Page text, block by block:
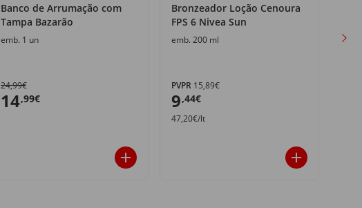
Banco de Arrumação com
Tampa Bazarão
emb. 1 un
24,99€
14,99€
Bronzeador Loção Cenoura
FPS 6 Nivea Sun
emb. 200 ml
PVPR15,89€
9,44€
47,20€/lt